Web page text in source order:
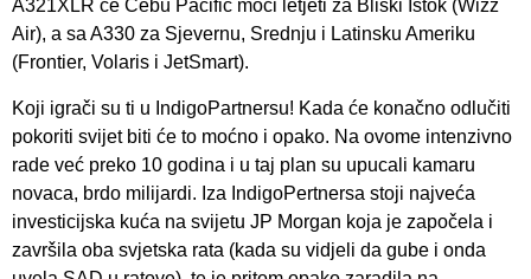
A321XLR će Cebu Pacific moći letjeti za Bliski Istok (Wizz
Air), a sa A330 za Sjevernu, Srednju i Latinsku Ameriku
(Frontier, Volaris i JetSmart).
Koji igrači su ti u IndigoPartnersu! Kada će konačno odlučiti
pokoriti svijet biti će to moćno i opako. Na ovome intenzivno
rade već preko 10 godina i u taj plan su upucali kamaru
novaca, brdo milijardi. Iza IndigoPertnersa stoji najveća
investicijska kuća na svijetu JP Morgan koja je započela i
završila oba svjetska rata (kada su vidjeli da gube i onda